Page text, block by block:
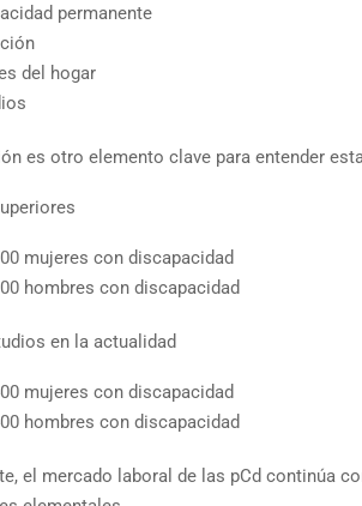
permanente
del hogar
es otro elemento clave para entender
mujeres con discapacidad
hombres con discapacidad
en la actualidad
mujeres con discapacidad
hombres con discapacidad
el mercado laboral de las pCd continúa